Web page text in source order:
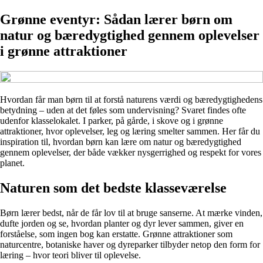
Grønne eventyr: Sådan lærer børn om
natur og bæredygtighed gennem oplevelser
i grønne attraktioner
Hvordan får man børn til at forstå naturens værdi og bæredygtighedens
betydning – uden at det føles som undervisning? Svaret findes ofte
udenfor klasselokalet. I parker, på gårde, i skove og i grønne
attraktioner, hvor oplevelser, leg og læring smelter sammen. Her får du
inspiration til, hvordan børn kan lære om natur og bæredygtighed
gennem oplevelser, der både vækker nysgerrighed og respekt for vores
planet.
Naturen som det bedste klasseværelse
Børn lærer bedst, når de får lov til at bruge sanserne. At mærke vinden,
dufte jorden og se, hvordan planter og dyr lever sammen, giver en
forståelse, som ingen bog kan erstatte. Grønne attraktioner som
naturcentre, botaniske haver og dyreparker tilbyder netop den form for
læring – hvor teori bliver til oplevelse.